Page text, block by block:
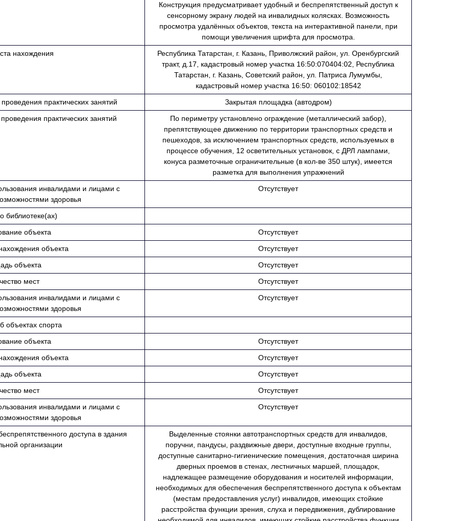
Конструкция предусматривает удобный и беспрепятственный доступ к
сенсорному экрану людей на инвалидных колясках. Возможность
просмотра удалённых объектов, текста на интерактивной панели, при
помощи увеличения шрифта для просмотра.
нахождения
Республика Татарстан, г. Казань, Приволжский район, ул. Оренбургский
тракт, д.17, кадастровый номер участка 16:50:070404:02, Республика
Татарстан, г. Казань, Советский район, ул. Патриса Лумумбы,
кадастровый номер участка 16:50: 060102:18542
практических занятий
Закрытая площадка (автодром)
практических занятий
По периметру установлено ограждение (металлический забор),
препятствующее движению по территории транспортных средств и
пешеходов, за исключением транспортных средств, используемых в
процессе обучения, 12 осветительных установок, с ДРЛ лампами,
конуса разметочные ограничительные (в кол-ве 350 штук), имеется
разметка для выполнения упражнений
инвалидами и лицами с
здоровья
Отсутствует
библиотеке(ах)
объекта
Отсутствует
объекта
Отсутствует
объекта
Отсутствует
мест
Отсутствует
инвалидами и лицами с
здоровья
Отсутствует
объектах спорта
объекта
Отсутствует
объекта
Отсутствует
объекта
Отсутствует
мест
Отсутствует
инвалидами и лицами с
здоровья
Отсутствует
доступа в здания
организации
Выделенные стоянки автотранспортных средств для инвалидов,
поручни, пандусы, раздвижные двери, доступные входные группы,
доступные санитарно-гигиенические помещения, достаточная ширина
дверных проемов в стенах, лестничных маршей, площадок,
надлежащее размещение оборудования и носителей информации,
необходимых для обеспечения беспрепятственного доступа к объектам
(местам предоставления услуг) инвалидов, имеющих стойкие
расстройства функции зрения, слуха и передвижения, дублирование